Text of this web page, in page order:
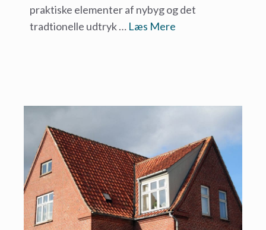
praktiske elementer af nybyg og det
tradtionelle udtryk … Læs Mere